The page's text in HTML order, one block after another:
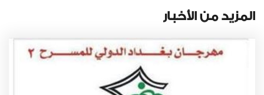
المزيد من الأخبار